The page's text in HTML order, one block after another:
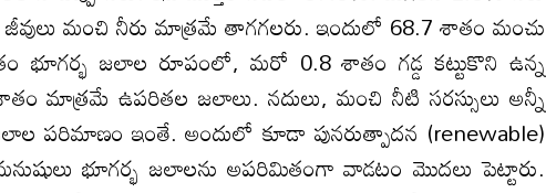
మంచి నీరు మాత్రమే తాగగలరు. ఇందులో 68.7 శాతం మంచు
భూగర్భ జలాల రూపంలో, మరో 0.8 శాతం గడ్డ కట్టుకొని ఉన్న
మాత్రమే ఉపరితల జలాలు. నదులు, మంచి నీటి సరస్సులు అన్నీ
పరిమాణం ఇంతే. అందులో కూడా పునరుత్పాదన (renewable)
భూగర్భ జలాలను అపరిమితంగా వాడటం మొదలు పెట్టారు.